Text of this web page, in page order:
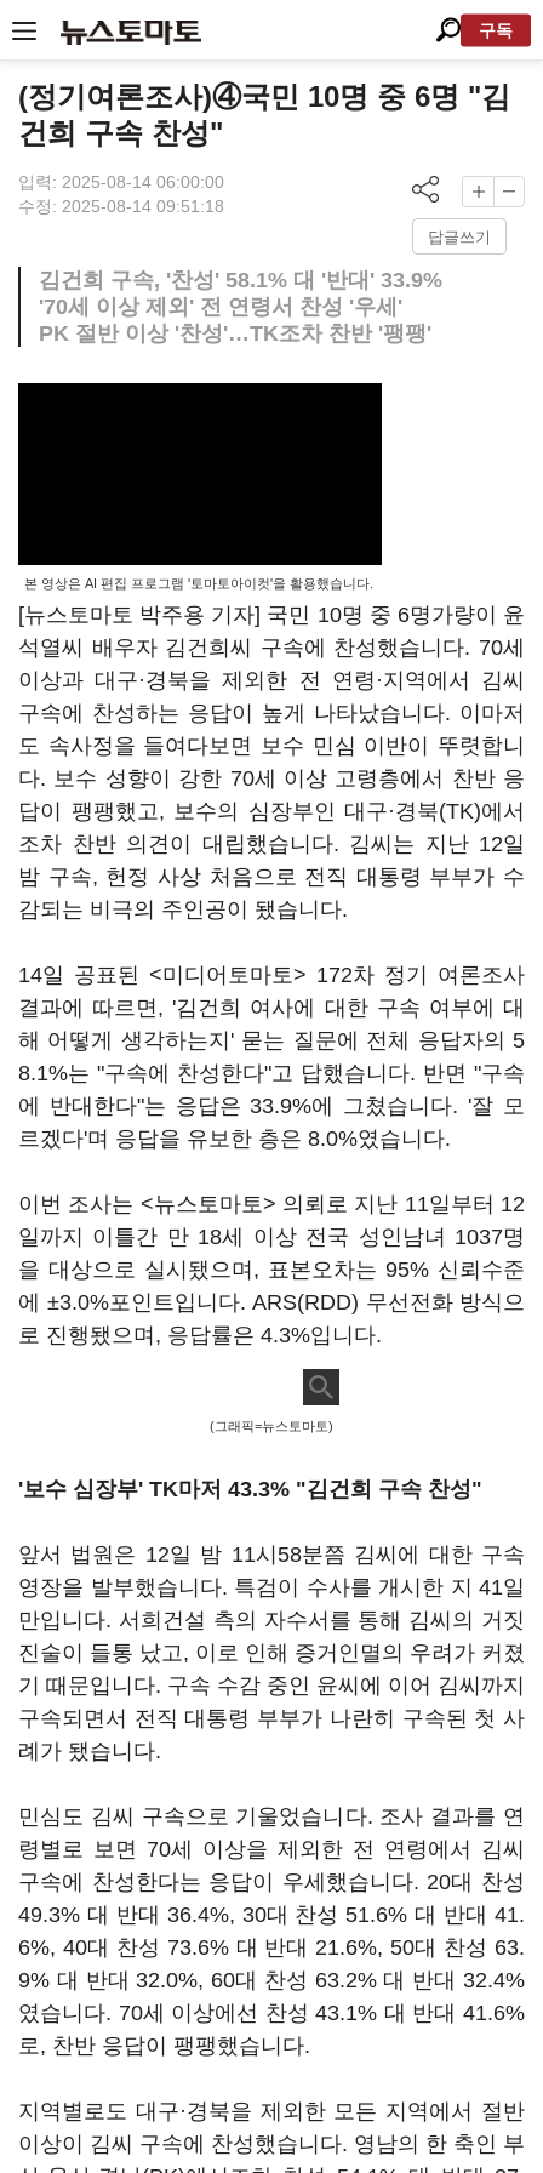
구독
(정기여론조사)④국민 10명 중 6명 "김
건희 구속 찬성"
입력: 2025-08-14 06:00:00
수정: 2025-08-14 09:51:18
답글쓰기
김건희 구속, '찬성' 58.1% 대 '반대' 33.9%
'70세 이상 제외' 전 연령서 찬성 '우세'
PK 절반 이상 '찬성'…TK조차 찬반 '팽팽'
본 영상은 AI 편집 프로그램 '토마토아이컷'을 활용했습니다.
[뉴스토마토 박주용 기자] 국민 10명 중 6명가량이 윤
석열씨 배우자 김건희씨 구속에 찬성했습니다. 70세
이상과 대구·경북을 제외한 전 연령·지역에서 김씨
구속에 찬성하는 응답이 높게 나타났습니다. 이마저
도 속사정을 들여다보면 보수 민심 이반이 뚜렷합니
다. 보수 성향이 강한 70세 이상 고령층에서 찬반 응
답이 팽팽했고, 보수의 심장부인 대구·경북(TK)에서
조차 찬반 의견이 대립했습니다. 김씨는 지난 12일
밤 구속, 헌정 사상 처음으로 전직 대통령 부부가 수
감되는 비극의 주인공이 됐습니다.
14일 공표된 <미디어토마토> 172차 정기 여론조사
결과에 따르면, '김건희 여사에 대한 구속 여부에 대
해 어떻게 생각하는지' 묻는 질문에 전체 응답자의 5
8.1%는 "구속에 찬성한다"고 답했습니다. 반면 "구속
에 반대한다"는 응답은 33.9%에 그쳤습니다. '잘 모
르겠다'며 응답을 유보한 층은 8.0%였습니다.
이번 조사는 <뉴스토마토> 의뢰로 지난 11일부터 12
일까지 이틀간 만 18세 이상 전국 성인남녀 1037명
을 대상으로 실시됐으며, 표본오차는 95% 신뢰수준
에 ±3.0%포인트입니다. ARS(RDD) 무선전화 방식으
로 진행됐으며, 응답률은 4.3%입니다.
(그래픽=뉴스토마토)
'보수 심장부' TK마저 43.3% "김건희 구속 찬성"
앞서 법원은 12일 밤 11시58분쯤 김씨에 대한 구속
영장을 발부했습니다. 특검이 수사를 개시한 지 41일
만입니다. 서희건설 측의 자수서를 통해 김씨의 거짓
진술이 들통 났고, 이로 인해 증거인멸의 우려가 커졌
기 때문입니다. 구속 수감 중인 윤씨에 이어 김씨까지
구속되면서 전직 대통령 부부가 나란히 구속된 첫 사
례가 됐습니다.
민심도 김씨 구속으로 기울었습니다. 조사 결과를 연
령별로 보면 70세 이상을 제외한 전 연령에서 김씨
구속에 찬성한다는 응답이 우세했습니다. 20대 찬성
49.3% 대 반대 36.4%, 30대 찬성 51.6% 대 반대 41.
6%, 40대 찬성 73.6% 대 반대 21.6%, 50대 찬성 63.
9% 대 반대 32.0%, 60대 찬성 63.2% 대 반대 32.4%
였습니다. 70세 이상에선 찬성 43.1% 대 반대 41.6%
로, 찬반 응답이 팽팽했습니다.
지역별로도 대구·경북을 제외한 모든 지역에서 절반
이상이 김씨 구속에 찬성했습니다. 영남의 한 축인 부